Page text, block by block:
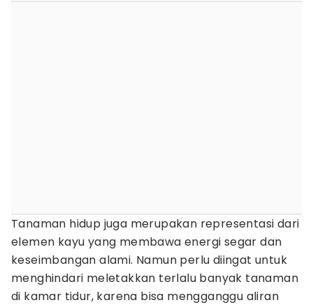
Tanaman hidup juga merupakan representasi dari
elemen kayu yang membawa energi segar dan
keseimbangan alami. Namun perlu diingat untuk
menghindari meletakkan terlalu banyak tanaman
di kamar tidur, karena bisa mengganggu aliran